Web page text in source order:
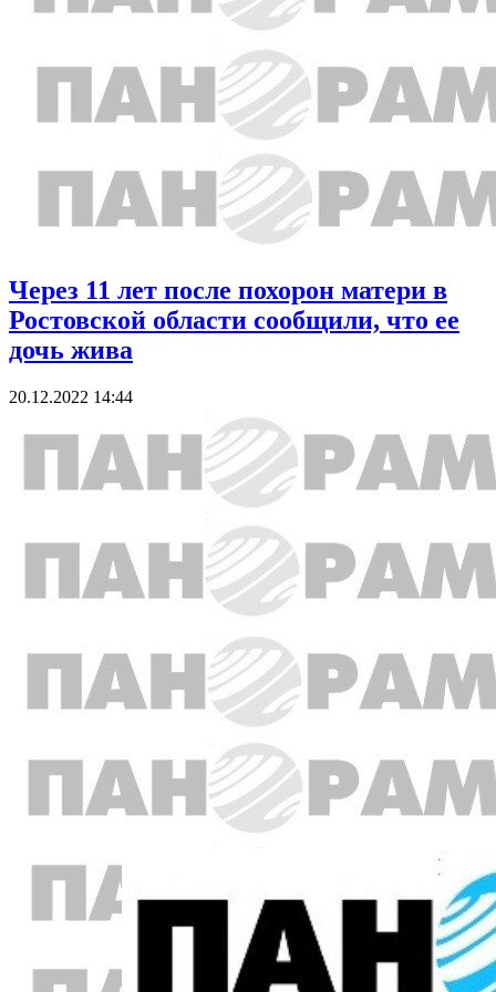
Через 11 лет после похорон матери в
Ростовской области сообщили, что ее
дочь жива
20.12.2022 14:44